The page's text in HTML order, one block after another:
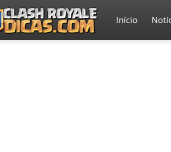
Clash
Início